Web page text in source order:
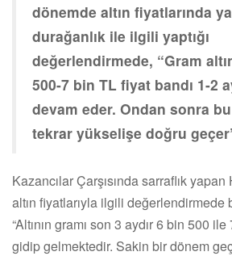
dönemde altın fiyatlarında
durağanlık ile ilgili yaptığı
değerlendirmede, “Gram
500-7 bin TL fiyat bandı 1-2
devam eder. Ondan sonra
tekrar yükselişe doğru
Kazancılar Çarşısında sarraflık
altın fiyatlarıyla ilgili değerlendirmede
“Altının gramı son 3 aydır 6 bin 500
gidip gelmektedir. Sakin bir dönem